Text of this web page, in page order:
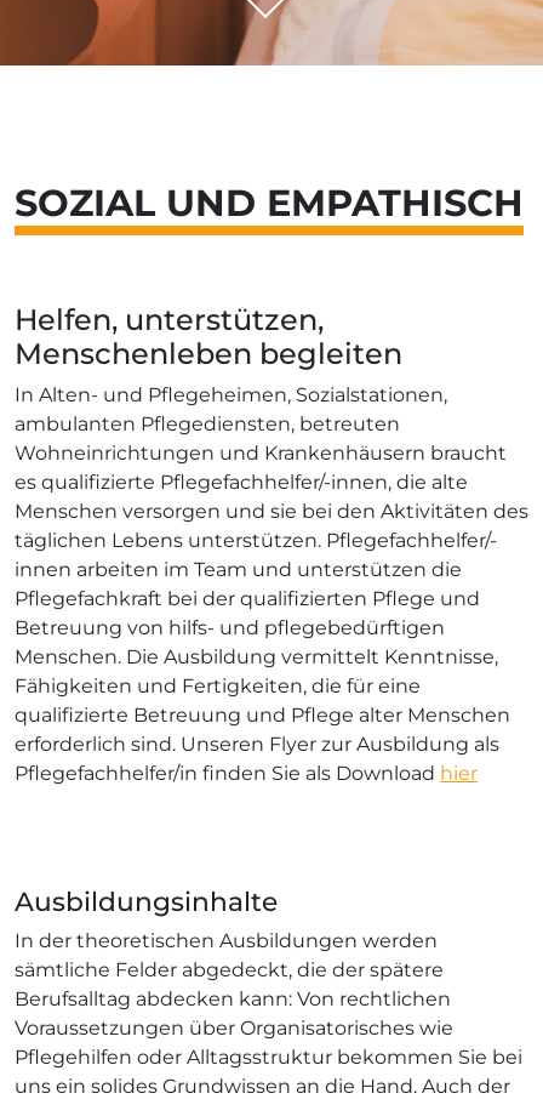
SOZIAL UND EMPATHISCH
Helfen, unterstützen,
Menschenleben begleiten
In Alten- und Pflegeheimen, Sozialstationen,
ambulanten Pflegediensten, betreuten
Wohneinrichtungen und Krankenhäusern braucht
es qualifizierte Pflegefachhelfer/-innen, die alte
Menschen versorgen und sie bei den Aktivitäten des
täglichen Lebens unterstützen. Pflegefachhelfer/-
innen arbeiten im Team und unterstützen die
Pflegefachkraft bei der qualifizierten Pflege und
Betreuung von hilfs- und pflegebedürftigen
Menschen. Die Ausbildung vermittelt Kenntnisse,
Fähigkeiten und Fertigkeiten, die für eine
qualifizierte Betreuung und Pflege alter Menschen
erforderlich sind. Unseren Flyer zur Ausbildung als
Pflegefachhelfer/in finden Sie als Download hier
Ausbildungsinhalte
In der theoretischen Ausbildungen werden
sämtliche Felder abgedeckt, die der spätere
Berufsalltag abdecken kann: Von rechtlichen
Voraussetzungen über Organisatorisches wie
Pflegehilfen oder Alltagsstruktur bekommen Sie bei
uns ein solides Grundwissen an die Hand. Auch der